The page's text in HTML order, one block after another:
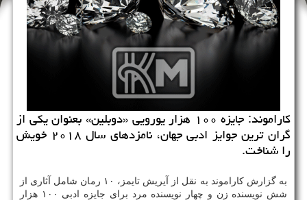
كاراموند: جایزه ۱۰۰ هزار یورویی «دوبلین» بعنوان یكی از
گران ترین جوایز ادبی جهان، نامزدهای سال ۲۰۱۸ خویش
را شناخت.
به گزارش كاراموند به نقل از آیریش تایمز، ۱۰ رمان شامل آثاری از
شش نویسنده زن و چهار نویسنده مرد برای جایزه ادبی ۱۰۰ هزار